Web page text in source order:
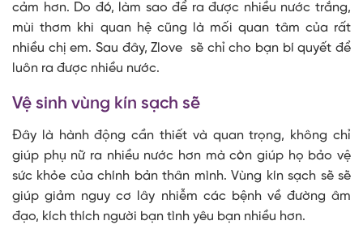
cảm hơn. Do đó, làm sao để ra được nhiều nước trắng,
mùi thơm khi quan hệ cũng là mối quan tâm của rất
nhiều chị em. Sau đây, Zlove sẽ chỉ cho bạn bí quyết để
luôn ra được nhiều nước.
Vệ sinh vùng kín sạch sẽ
Đây là hành động cần thiết và quan trọng, không chỉ
giúp phụ nữ ra nhiều nước hơn mà còn giúp họ bảo vệ
sức khỏe của chính bản thân mình. Vùng kín sạch sẽ sẽ
giúp giảm nguy cơ lây nhiễm các bệnh về đường âm
đạo, kích thích người bạn tình yêu bạn nhiều hơn.